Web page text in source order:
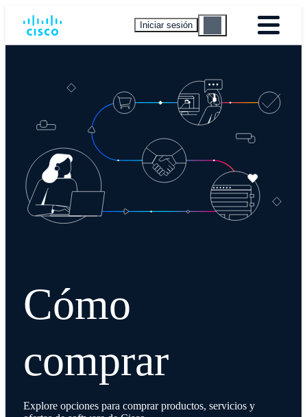
Iniciar sesión
Cómo
comprar
Explore opciones para comprar productos, servicios y